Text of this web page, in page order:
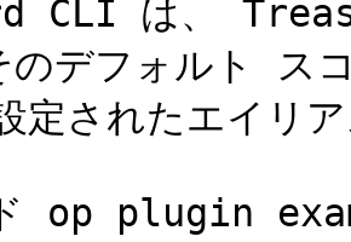
CLI は、
のデフォルト ス
定されたエイリ
op plugin